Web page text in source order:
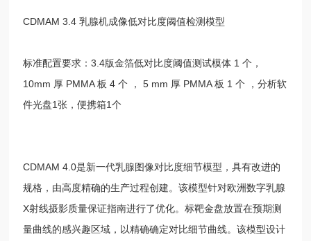
CDMAM 3.4 乳腺机成像低对比度阈值检测模型
标准配置要求：3.4版金箔低对比度阈值测试模体 1 个，
10mm 厚 PMMA 板 4 个 ， 5 mm 厚 PMMA 板 1 个 ，分析软
件光盘1张，便携箱1个
CDMAM 4.0是新一代乳腺图像对比度细节模型，具有改进的
规格，由高度精确的生产过程创建。该模型针对欧洲数字乳腺
X射线摄影质量保证指南进行了优化。标靶金盘放置在预期测
量曲线的感兴趣区域，以精确确定对比细节曲线。该模型设计